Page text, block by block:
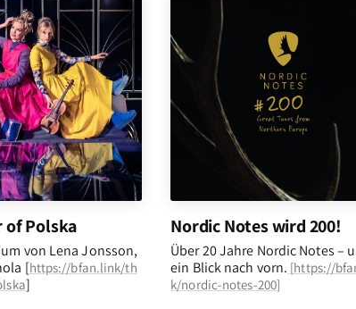
of Polska
von Lena Jonsson,
[https://bfan.link/th
]
Nordic Notes wird 200!
Über 20 Jahre Nordic Notes –
ein Blick nach vorn. [https://
k/nordic-notes-200]